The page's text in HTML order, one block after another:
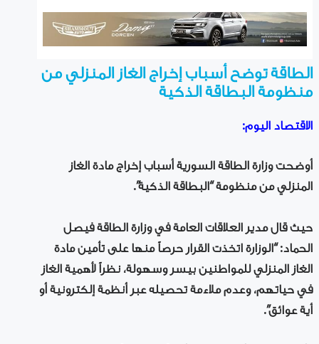
الطاقة توضح أسباب إخراج الغاز المنزلي من
منظومة البطاقة الذكية
الاقتصاد اليوم:
أوضحت وزارة الطاقة السورية أسباب إخراج مادة الغاز
المنزلي من منظومة “البطاقة الذكية”.
حيث قال مدير العلاقات العامة في وزارة الطاقة فيصل
الحماد: “الوزارة اتخذت القرار حرصاً منها على تأمين مادة
الغاز المنزلي للمواطنين بيسر وسهولة، نظراً لأهمية الغاز
في حياتهم، وعدم ملاءمة تحصيله عبر أنظمة إلكترونية أو
أية عوائق”.